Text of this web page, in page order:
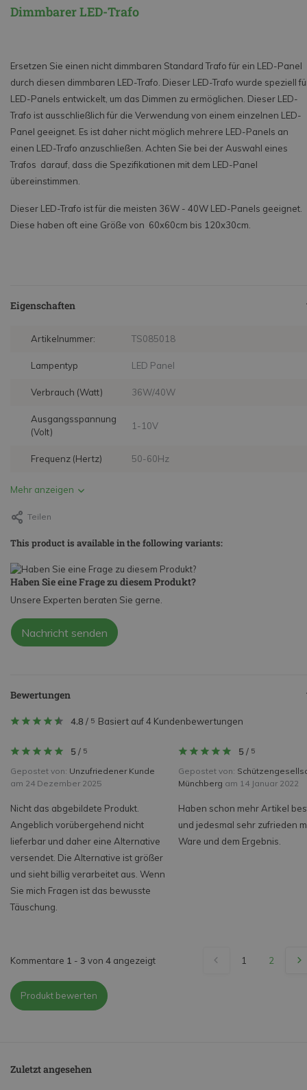
Dimmbarer LED-Trafo
Ersetzen Sie einen nicht dimmbaren Standard Trafo für ein LED-Panel
durch diesen dimmbaren LED-Trafo. Dieser LED-Trafo wurde speziell
LED-Panels entwickelt, um das Dimmen zu ermöglichen. Dieser LED-
Trafo ist ausschließlich für die Verwendung von einem einzelnen LED-
Panel geeignet. Es ist daher nicht möglich mehrere LED-Panels an
einen LED-Trafo anzuschließen. Achten Sie bei der Auswahl eines
Trafos darauf, dass die Spezifikationen mit dem LED-Panel
übereinstimmen.
Dieser LED-Trafo ist für die meisten 36W - 40W LED-Panels geeignet.
Diese haben oft eine Größe von 60x60cm bis 120x30cm.
Eigenschaften
Artikelnummer: TS085018
Lampentyp LED Panel
Verbrauch (Watt) 36W/40W
Ausgangsspannung
(Volt)
1-10V
Frequenz (Hertz) 50-60Hz
Mehr anzeigen
Teilen
This product is available in the following variants:
Haben Sie eine Frage zu diesem Produkt?
Unsere Experten beraten Sie gerne.
Nachricht senden
Bewertungen
4.8 / 5 Basiert auf 4 Kundenbewertungen
5/ 5
Gepostet von: Unzufriedener Kunde
am 24 Dezember 2025
Nicht das abgebildete Produkt.
Angeblich vorübergehend nicht
lieferbar und daher eine Alternative
versendet. Die Alternative ist größer
und sieht billig verarbeitet aus. Wenn
Sie mich Fragen ist das bewusste
Täuschung.
5/ 5
Gepostet von:
Münchberg am 14 Januar 2022
Haben schon mehr Artikel
und jedesmal sehr zufrieden
Ware und dem Ergebnis.
Kommentare 1 - 3 von 4 angezeigt 1 2
Produkt bewerten
Zuletzt angesehen